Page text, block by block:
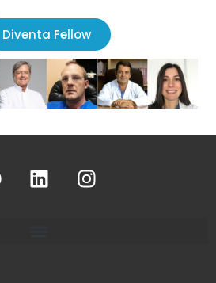
Diventa Fellow